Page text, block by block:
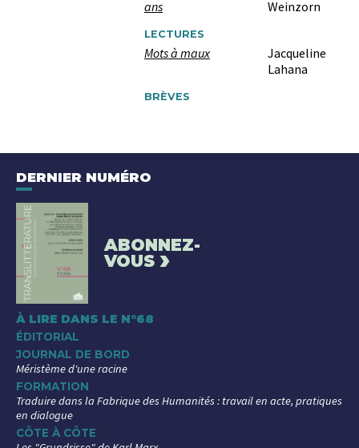
ans
Weinzorn
LECTURES
Mots à maux
Jacqueline
Lahana
BRÈVES
DERNIER NUMÉRO
ABONNEZ-
VOUS ›
À LIRE DANS LE N°68
ÉDITORIAL
JOURNAL DE BORD
Méristème d'une racine
FORMATION
Traduire dans la Fabrique des Humanités : travail en acte, pratiques
en dialogue
CÔTE À CÔTE